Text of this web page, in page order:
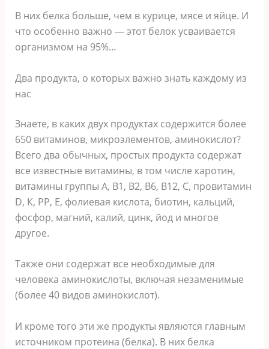
В них белка больше, чем в курице, мясе и яйце. И
что особенно важно — этот белок усваивается
организмом на 95%…
Два продукта, о которых важно знать каждому из
нас
Знаете, в каких двух продуктах содержится более
650 витаминов, микроэлементов, аминокислот?
Всего два обычных, простых продукта содержат
все известные витамины, в том числе каротин,
витамины группы А, В1, В2, В6, В12, С, провитамин
D, К, PP, Е, фолиевая кислота, биотин, кальций,
фосфор, магний, калий, цинк, йод и многое
другое.
Также они содержат все необходимые для
человека аминокислоты, включая незаменимые
(более 40 видов аминокислот).
И кроме того эти же продукты являются главным
источником протеина (белка). В них белка